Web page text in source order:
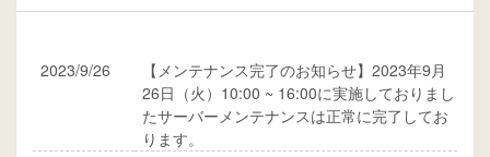
2023/9/26
【メンテナンス完了のお知らせ】2023年9月
26日（火）10:00 ~ 16:00に実施しておりまし
たサーバーメンテナンスは正常に完了してお
ります。